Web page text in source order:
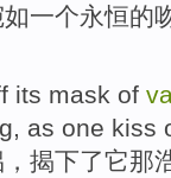
一个永恒的
its mask of
as one kiss
，揭下了它那